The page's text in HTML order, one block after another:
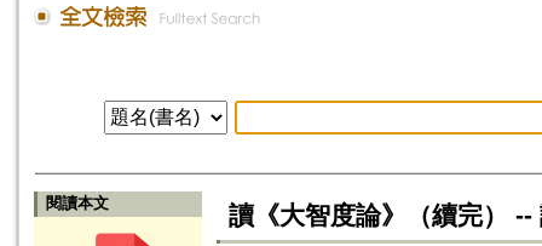
閱讀本文 讀《大智度論》（續完）